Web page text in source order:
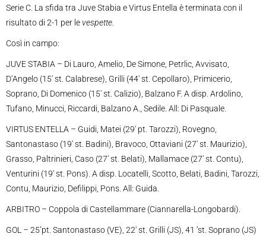
Serie C. La sfida tra Juve Stabia e Virtus Entella è terminata con il
risultato di 2-1 per levespette
Così in campo:
JUVE STABIA – Di Lauro, Amelio, De Simone, Petrlic, Avvisato,
D’Angelo (15′ st. Calabrese), Grilli (44′ st. Cepollaro), Primicerio,
Soprano, Di Domenico (15′ st. Calizio), Balzano F. A disp. Ardolino,
Tufano, Minucci, Riccardi, Balzano A., Sedile. All: Di Pasquale.
VIRTUS ENTELLA – Guidi, Matei (29′ pt. Tarozzi), Rovegno,
Santonastaso (19′ st. Badini), Bravoco, Ottaviani (27′ st. Maurizio),
Grasso, Paltrinieri, Caso (27′ st. Belati), Mallamace (27′ st. Contu),
Venturini (19′ st. Pons). A disp. Locatelli, Scotto, Belati, Badini, Tarozzi,
Contu, Maurizio, Defilippi, Pons. All: Guida.
ARBITRO – Coppola di Castellammare (Ciannarella-Longobardi).
GOL – 25’pt. Santonastaso (VE), 22′ st. Grilli (JS), 41 ‘st. Soprano (JS)